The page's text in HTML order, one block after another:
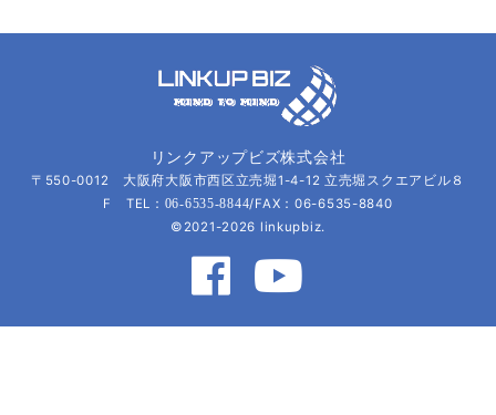
リンクアップビズ株式会社
〒550-0012 大阪府大阪市西区立売堀1-4-12 立売堀スクエアビル８
F TEL： 06-6535-8844/FAX：06-6535-8840
©2021-2026 linkupbiz.